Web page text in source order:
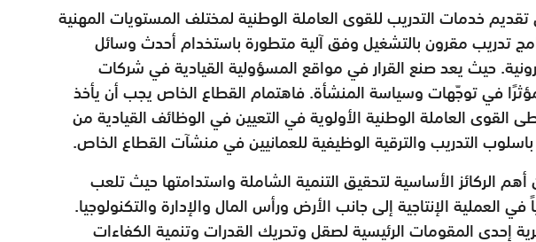
خدمات التدريب للقوى العاملة الوطنية لمختلف المستويات المهنية
تدريب مقرون بالتشغيل وفق آلية متطورة باستخدام أحدث وسائل
حيث يعد صنع القرار في مواقع المسؤولية القيادية في شركات
في توجّهات وسياسة المنشأة. فاهتمام القطاع الخاص يجب أن يأخذ
القوى العاملة الوطنية الأولوية في التعيين في الوظائف القيادية من
التدريب والترقية الوظيفية للعمانيين في منشآت القطاع الخاص.
أهم الركائز الأساسية لتحقيق التنمية الشاملة واستدامتها حيث تلعب
في العملية الإنتاجية إلى جانب الأرض ورأس المال والإدارة والتكنولوجيا.
إحدى المقومات الرئيسية لصقل وتحريك القدرات وتنمية الكفاءات